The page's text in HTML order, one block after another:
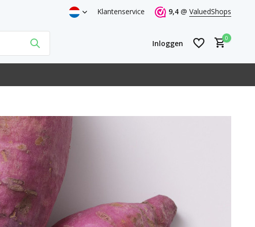
Bestel voor 21h = volgende werkdag thuis
Klantenservice 9,4 @ ValuedShops
Inloggen
0